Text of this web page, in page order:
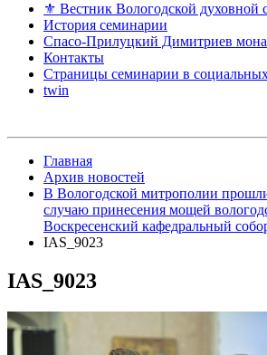
⚜ Вестник Вологодской духовной
История семинарии
Спасо-Прилуцкий Димитриев
Контакты
Страницы семинарии в
twin
Главная
Архив новостей
В Вологодской митрополии
случаю принесения мощей
Воскресенский кафедральный
IAS_9023
IAS_9023